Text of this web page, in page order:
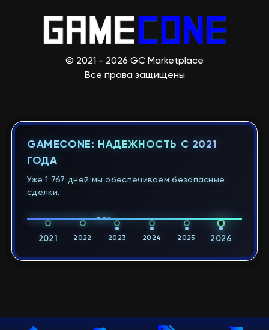
© 2021 - 2026 GC Marketplace
Все права защищены
GAMECONE: НАДЕЖНОСТЬ С 2021
ГОДА
Уже 1 767 дней мы обеспечиваем безопасные
сделки.
2021 2022 2023 2024 2025 2026